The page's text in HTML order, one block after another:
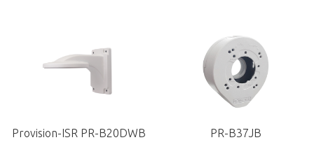
Provision-ISR PR-B20DWB PR-B37JB